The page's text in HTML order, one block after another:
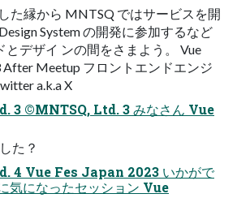
た縁から MNTSQ ではサービスを開
System の開発に参加するなど
とデザイ ンの間をさまよう。 Vue
After Meetup フロントエンドエンジ
a.k.a X
3 ©MNTSQ, Ltd. 3 みなさん Vue
た？
4 Vue Fes Japan 2023 いかがで
気になったセッション Vue